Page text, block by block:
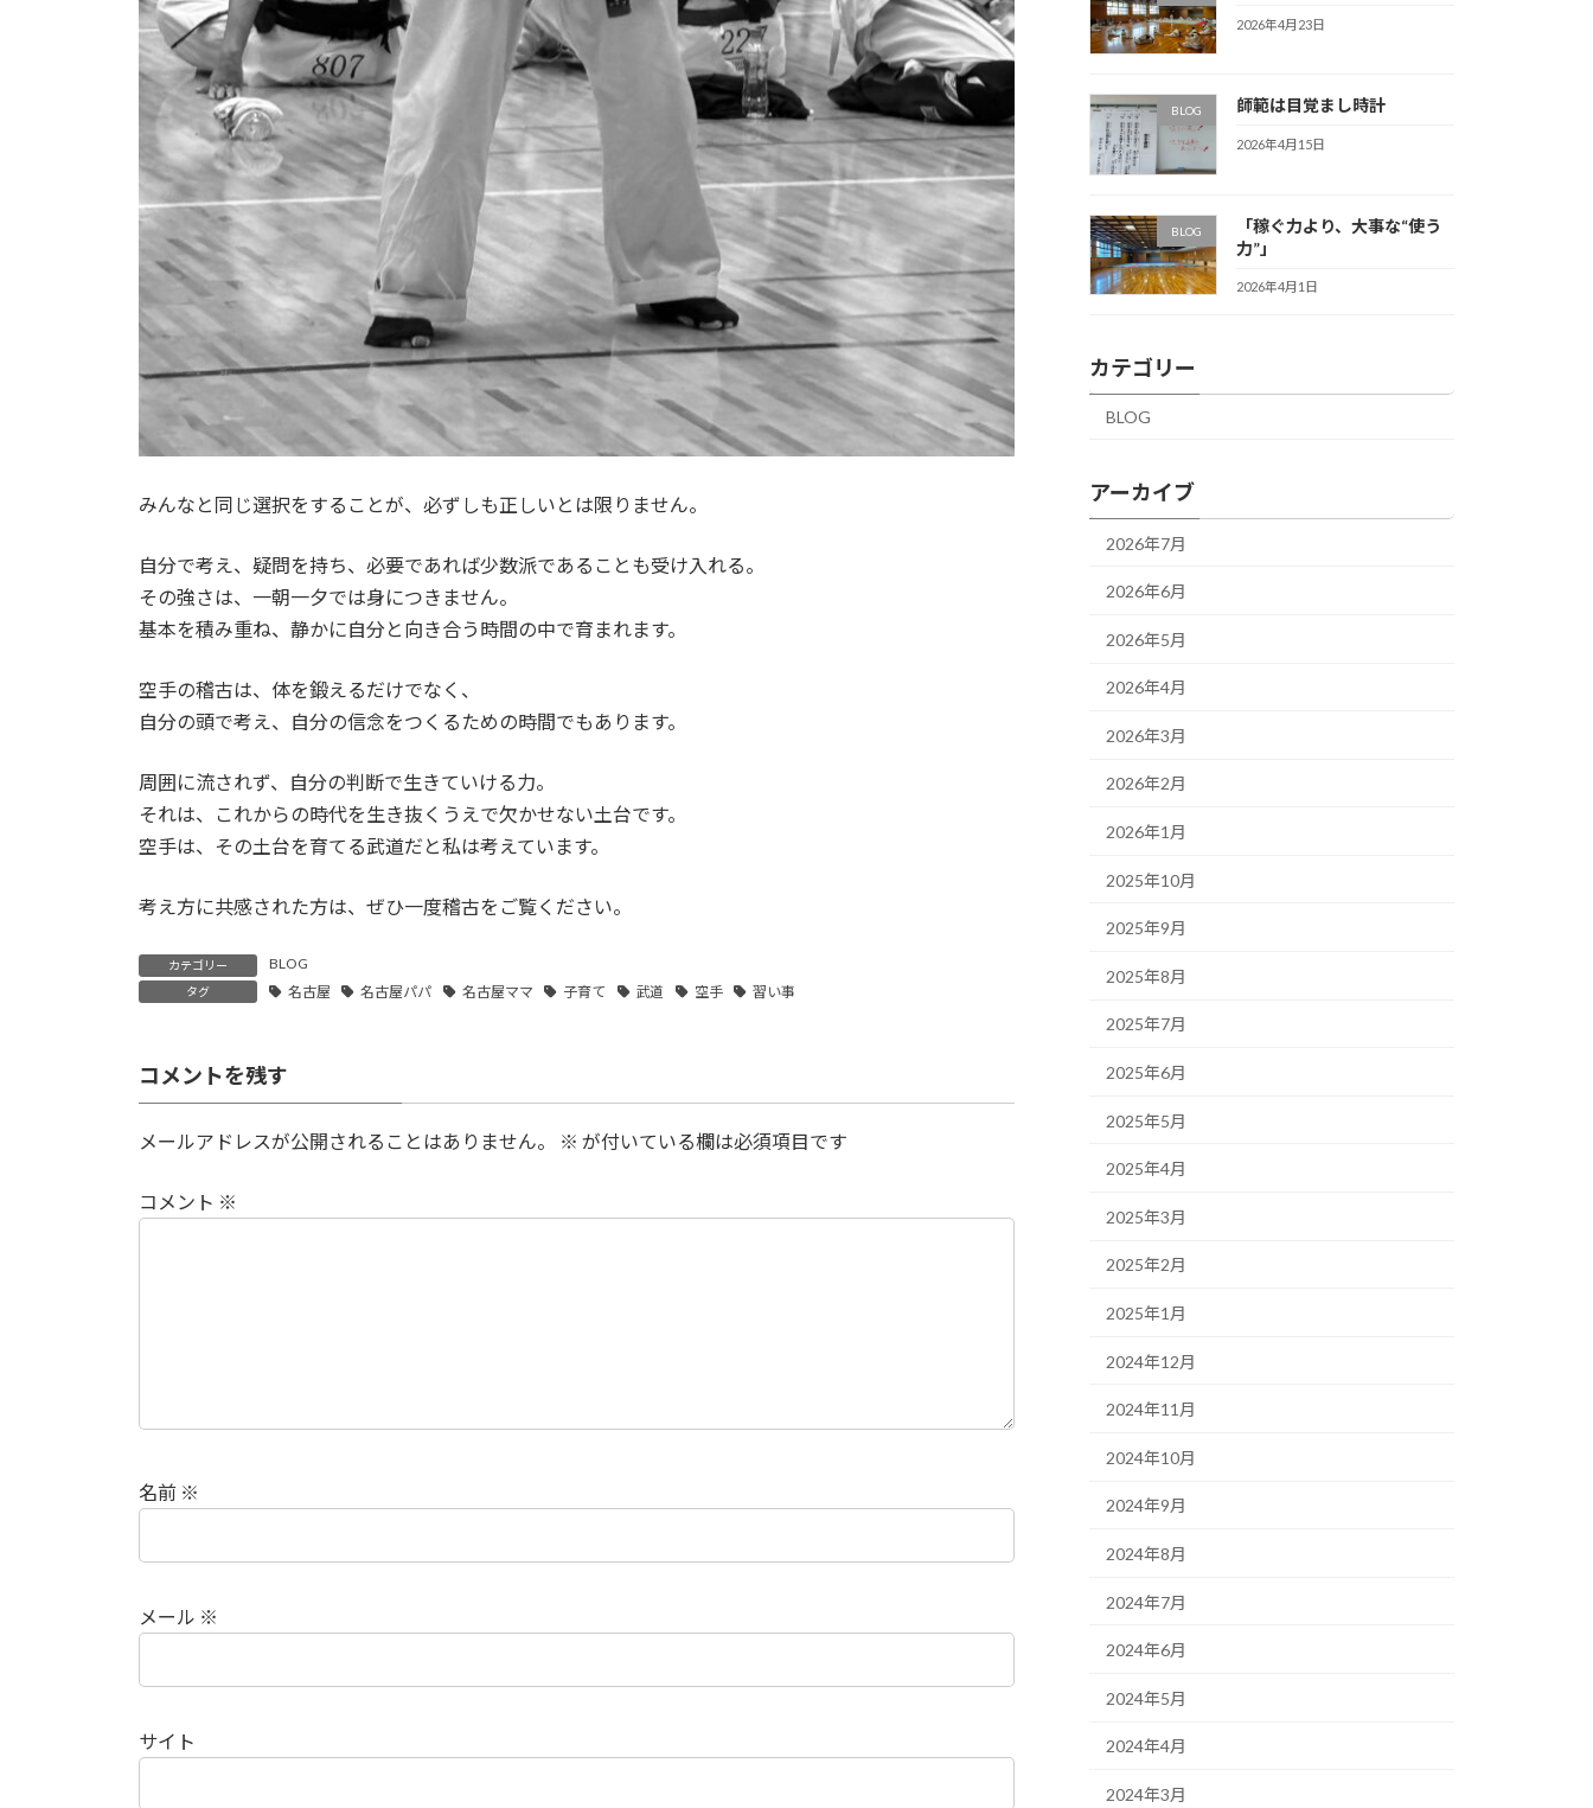
みんなと同じ選択をすることが、必ずしも正しいとは限りません。
自分で考え、疑問を持ち、必要であれば少数派であることも受け入れる。
その強さは、一朝一夕では身につきません。
基本を積み重ね、静かに自分と向き合う時間の中で育まれます。
空手の稽古は、体を鍛えるだけでなく、
自分の頭で考え、自分の信念をつくるための時間でもあります。
周囲に流されず、自分の判断で生きていける力。
それは、これからの時代を生き抜くうえで欠かせない土台です。
空手は、その土台を育てる武道だと私は考えています。
考え方に共感された方は、ぜひ一度稽古をご覧ください。
カテゴリー BLOG
タグ 名古屋 名古屋パパ 名古屋ママ 子育て 武道 空手 習い事
コメントを残す
メールアドレスが公開されることはありません。 ※ が付いている欄は必須項目です
コメント ※
名前 ※
メール ※
サイト
2026年4月23日
BLOG 師範は目覚まし時計
2026年4月15日
BLOG
「稼ぐ力より、大事な“使う
力”」
2026年4月1日
カテゴリー
BLOG
アーカイブ
2026年7月
2026年6月
2026年5月
2026年4月
2026年3月
2026年2月
2026年1月
2025年10月
2025年9月
2025年8月
2025年7月
2025年6月
2025年5月
2025年4月
2025年3月
2025年2月
2025年1月
2024年12月
2024年11月
2024年10月
2024年9月
2024年8月
2024年7月
2024年6月
2024年5月
2024年4月
2024年3月